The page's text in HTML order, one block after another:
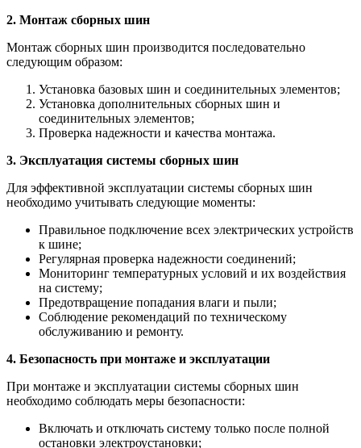
2. Монтаж сборных шин
Монтаж сборных шин производится последовательно
следующим образом:
Установка базовых шин и соединительных элементов;
Установка дополнительных сборных шин и
соединительных элементов;
Проверка надежности и качества монтажа.
3. Эксплуатация системы сборных шин
Для эффективной эксплуатации системы сборных шин
необходимо учитывать следующие моменты:
Правильное подключение всех электрических устройств
к шине;
Регулярная проверка надежности соединений;
Мониторинг температурных условий и их воздействия
на систему;
Предотвращение попадания влаги и пыли;
Соблюдение рекомендаций по техническому
обслуживанию и ремонту.
4. Безопасность при монтаже и эксплуатации
При монтаже и эксплуатации системы сборных шин
необходимо соблюдать меры безопасности:
Включать и отключать систему только после полной
остановки электроустановки;